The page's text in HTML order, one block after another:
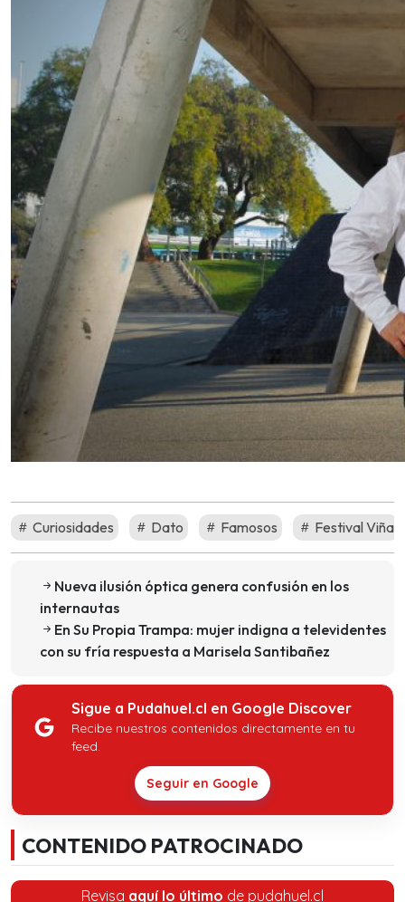
Curiosidades Dato Famosos Festival Viña
Nueva ilusión óptica genera confusión en los
internautas
En Su Propia Trampa: mujer indigna a televidentes
con su fría respuesta a Marisela Santibañez
Sigue a Pudahuel.cl en Google Discover
Recibe nuestros contenidos directamente en tu
feed.
Seguir en Google
CONTENIDO PATROCINADO
Revisa aquí lo último de pudahuel.cl